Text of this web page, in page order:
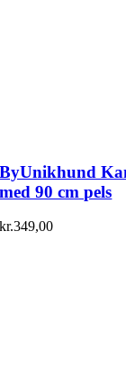
ByUnikhund
med 90 cm pels
kr.349,00